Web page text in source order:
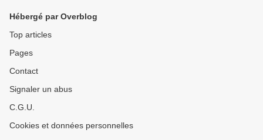
Hébergé par Overblog
Top articles
Pages
Contact
Signaler un abus
C.G.U.
Cookies et données personnelles